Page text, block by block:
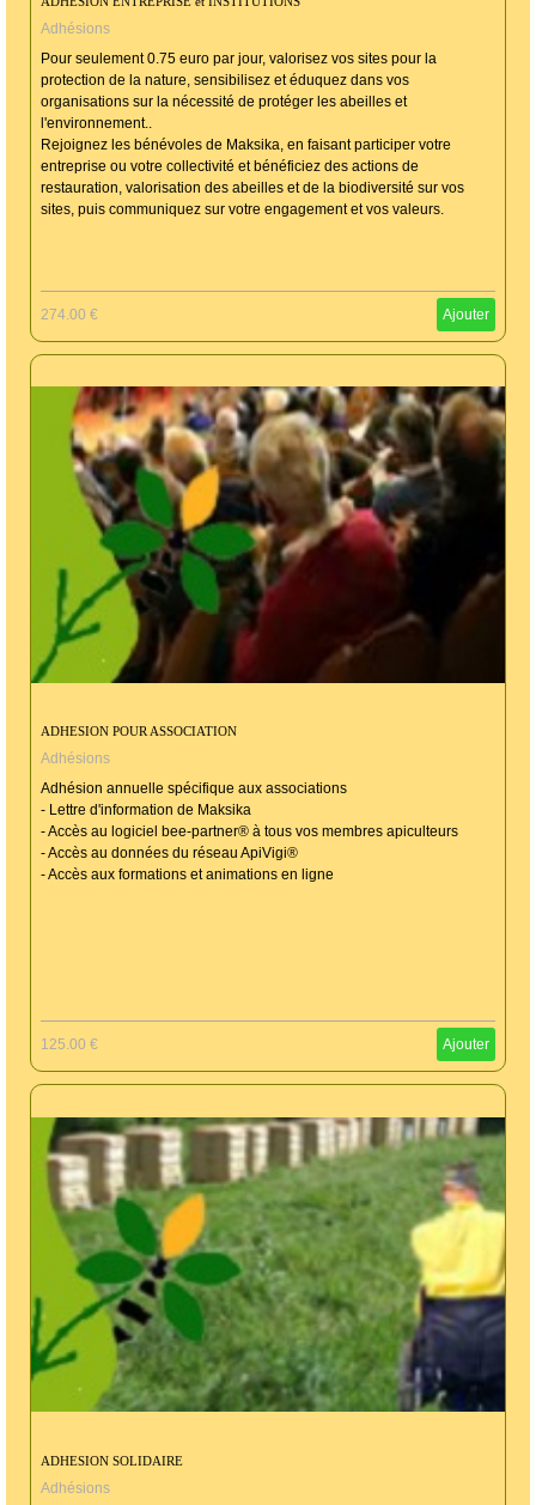
Adhésions
Pour seulement 0.75 euro par jour, valorisez vos sites pour la
protection de la nature, sensibilisez et éduquez dans vos
organisations sur la nécessité de protéger les abeilles et
l'environnement..
Rejoignez les bénévoles de Maksika, en faisant participer votre
entreprise ou votre collectivité et bénéficiez des actions de
restauration, valorisation des abeilles et de la biodiversité sur vos
sites, puis communiquez sur votre engagement et vos valeurs.
274.00 € Ajouter
ADHESION POUR ASSOCIATION
Adhésions
Adhésion annuelle spécifique aux associations
- Lettre d'information de Maksika
- Accès au logiciel bee-partner® à tous vos membres apiculteurs
- Accès au données du réseau ApiVigi®
- Accès aux formations et animations en ligne
125.00 € Ajouter
ADHESION SOLIDAIRE
Adhésions